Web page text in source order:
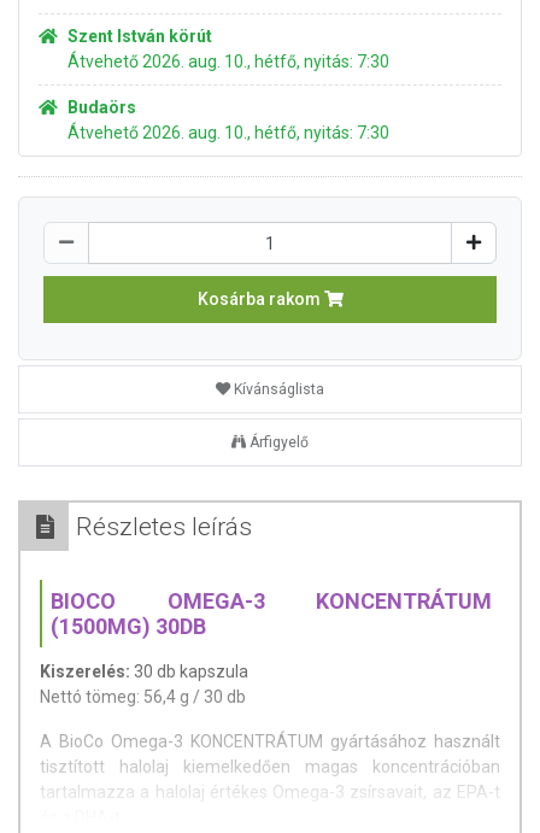
Szent István körút
Átvehető 2026. aug. 10., hétfő, nyitás: 7:30
Budaörs
Átvehető 2026. aug. 10., hétfő, nyitás: 7:30
Kosárba rakom
Kívánságlista
Árfigyelő
Részletes leírás
BIOCO OMEGA-3 KONCENTRÁTUM
(1500MG) 30DB
Kiszerelés: 30 db kapszula
Nettó tömeg: 56,4 g / 30 db
A BioCo Omega-3 KONCENTRÁTUM gyártásához használt
tisztított halolaj kiemelkedően magas koncentrációban
tartalmazza a halolaj értékes Omega-3 zsírsavait, az EPA-t